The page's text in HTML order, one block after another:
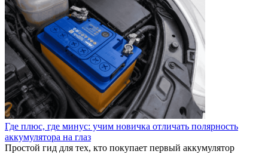
Где плюс, где минус: учим новичка отличать полярность
аккумулятора на глаз
Простой гид для тех, кто покупает первый аккумулятор